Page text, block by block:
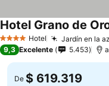
4 EstrellasHotel Jardín en la
Hotel Grano de
9,3 Excelente 5.453
De $ 619.319